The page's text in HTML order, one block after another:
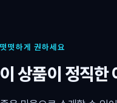
떳떳하게 권하세요
이 상품이 정직한